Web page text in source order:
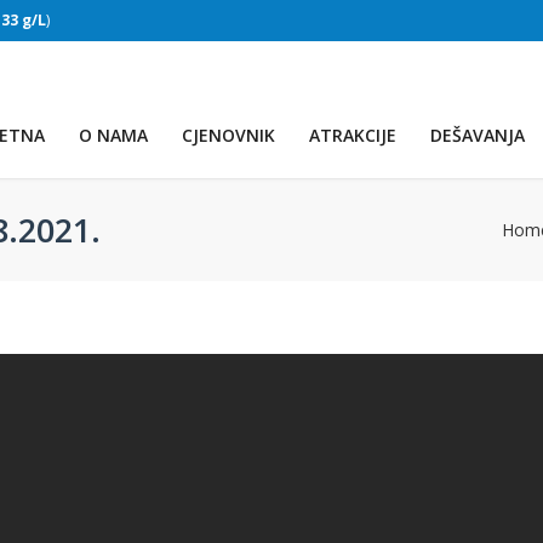
33 g/L)
O NAMA CJENOVNIK ATRAKCIJE DEŠAVANJA